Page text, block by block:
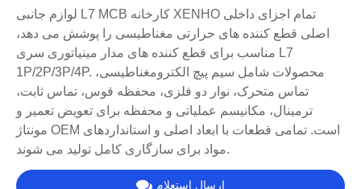
لوازم جانبی L7 MCB کارخانه XENHO تمام اجزای داخلی
اصلی قطع کننده های حرارتی مغناطیسی را پوشش می دهد،
مناسب برای قطع کننده های مدار مینیاتوری سری L7
1P/2P/3P/4P. محصولات شامل سیم پیچ الکترومغناطیسی،
تماس متحرک، نوار دو فلزی، محفظه قوس، تماس ثابت،
ترمینال، مکانیسم عملیاتی و محفظه برای تعویض تعمیر و
مونتاژ OEM است. تمامی قطعات با ابعاد اصلی و استانداردهای
مواد برای سازگاری کامل تولید می شوند.
ارسال استعلام